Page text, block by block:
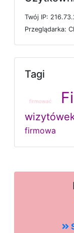
Twój IP:
Przeglądarka:
Tagi
firmować
firmowa